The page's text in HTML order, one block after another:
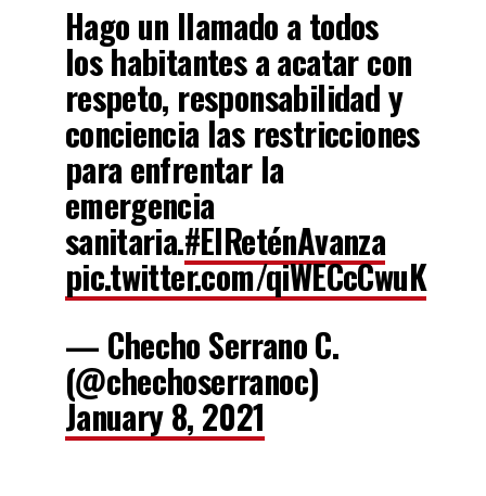
Hago un llamado a todos
los habitantes a acatar con
respeto, responsabilidad y
conciencia las restricciones
para enfrentar la
emergencia
sanitaria.#ElReténAvanza
pic.twitter.com/qiWECcCwuK
— Checho Serrano C.
(@chechoserranoc)
January 8, 2021